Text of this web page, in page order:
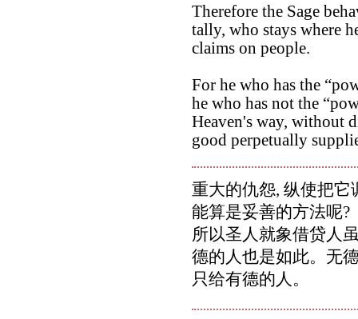
Therefore the Sage
tally, who stays where
claims on people.
For he who has the
he who has not the
Heaven's way, without
good perpetually
重大的仇怨, 纵使把它
能算是妥善的方法呢?
所以圣人就象借贷人
德的人也是如此。无
只给有德的人。